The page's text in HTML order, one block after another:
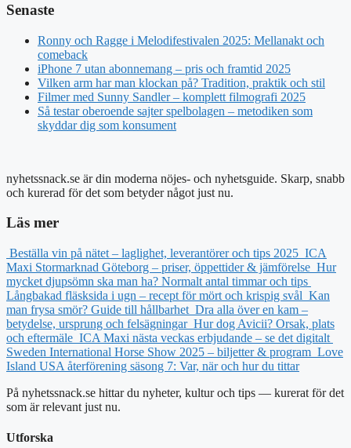
Senaste
Ronny och Ragge i Melodifestivalen 2025: Mellanakt och
comeback
iPhone 7 utan abonnemang – pris och framtid 2025
Vilken arm har man klockan på? Tradition, praktik och stil
Filmer med Sunny Sandler – komplett filmografi 2025
Så testar oberoende sajter spelbolagen – metodiken som
skyddar dig som konsument
nyhetssnack.se är din moderna nöjes- och nyhetsguide. Skarp, snabb
och kurerad för det som betyder något just nu.
Läs mer
Beställa vin på nätet – laglighet, leverantörer och tips 2025 ICA
Maxi Stormarknad Göteborg – priser, öppettider & jämförelse Hur
mycket djupsömn ska man ha? Normalt antal timmar och tips
Långbakad fläsksida i ugn – recept för mört och krispig svål Kan
man frysa smör? Guide till hållbarhet Dra alla över en kam –
betydelse, ursprung och felsägningar Hur dog Avicii? Orsak, plats
och eftermäle ICA Maxi nästa veckas erbjudande – se det digitalt
Sweden International Horse Show 2025 – biljetter & program Love
Island USA återförening säsong 7: Var, när och hur du tittar
På nyhetssnack.se hittar du nyheter, kultur och tips — kurerat för det
som är relevant just nu.
Utforska